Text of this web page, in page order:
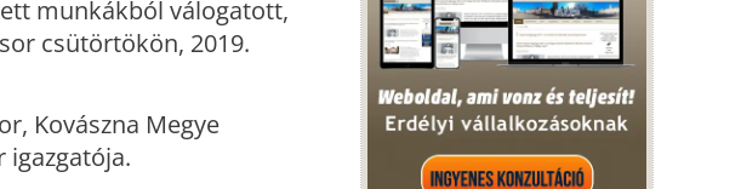
munkákból válogatott,
csütörtökön, 2019.
Kovászna Megye
igazgatója.